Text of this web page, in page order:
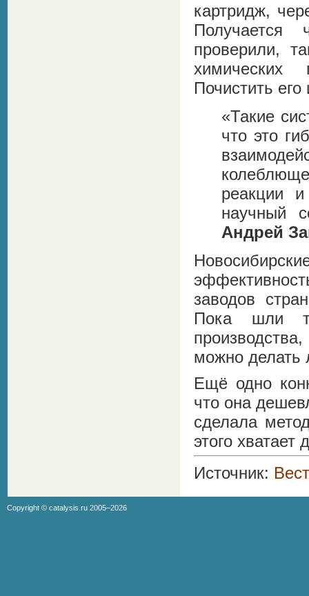
картридж,
Получается
проверили,
химических
Почистить
«Такие
что это
реакции
научный
Андрей
заводов
Пока шли
можно
Ещё одно
что она
сделала
этого хватает
Источник:
Copyright © catalysis.ru 2005–2026